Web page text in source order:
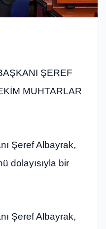
ŞEREF
MUHTARLAR
Şeref Albayrak,
dolayısıyla bir
Şeref Albayrak,